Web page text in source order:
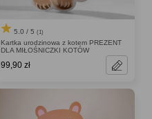
5.0 / 5 (1)
Kartka urodzinowa z kotem PREZENT
DLA MIŁOŚNICZKI KOTÓW
99,90 zł